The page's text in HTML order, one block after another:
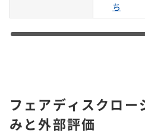
ち
フェアディスクロー
みと外部評価